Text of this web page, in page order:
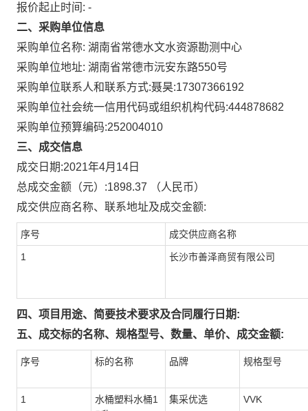
报价起止时间: -
二、采购单位信息
采购单位名称: 湖南省常德水文水资源勘测中心
采购单位地址: 湖南省常德市沅安东路550号
采购单位联系人和联系方式:聂昊:17307366192
采购单位社会统一信用代码或组织机构代码:444878682
采购单位预算编码:252004010
三、成交信息
成交日期:2021年4月14日
总成交金额（元）:1898.37 （人民币）
成交供应商名称、联系地址及成交金额:
序号 成交供应商名称
1 长沙市善泽商贸有限公司
四、项目用途、简要技术要求及合同履行日期:
五、成交标的名称、规格型号、数量、单价、成交金额:
序号 标的名称 品牌 规格型号
1
水桶塑料水桶1
集采优选 VVK